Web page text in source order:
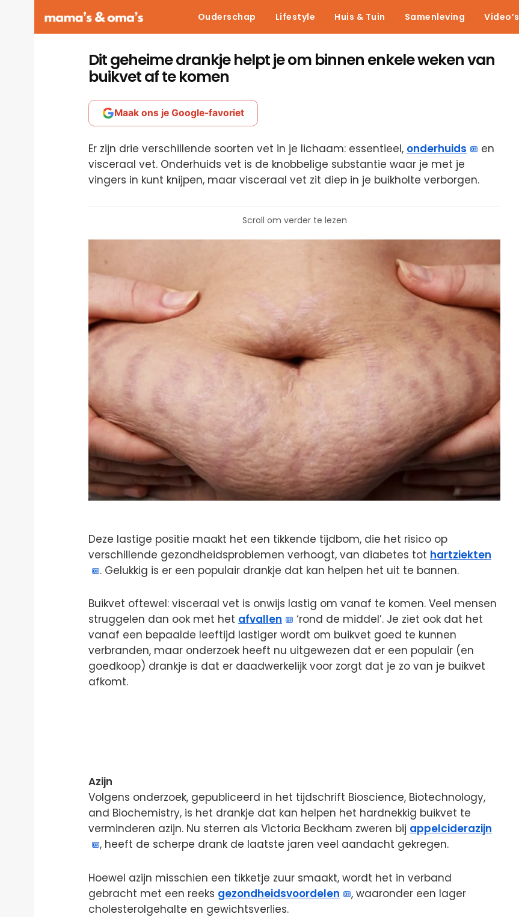
Ouderschap Lifestyle Huis & Tuin Samenleving Video’s
Dit geheime drankje helpt je om binnen enkele weken van
buikvet af te komen
Maak ons je Google-favoriet
Er zijn drie verschillende soorten vet in je lichaam: essentieel, onderhuids
en
visceraal vet. Onderhuids vet is de knobbelige substantie waar je met je
vingers in kunt knijpen, maar visceraal vet zit diep in je buikholte verborgen.
Scroll om verder te lezen
Deze lastige positie maakt het een tikkende tijdbom, die het risico op
verschillende gezondheidsproblemen verhoogt, van diabetes tot hartziekten
. Gelukkig is er een populair drankje dat kan helpen het uit te bannen.
Buikvet oftewel: visceraal vet is onwijs lastig om vanaf te komen. Veel mensen
struggelen dan ook met het afvallen
‘rond de middel’. Je ziet ook dat het
vanaf een bepaalde leeftijd lastiger wordt om buikvet goed te kunnen
verbranden, maar onderzoek heeft nu uitgewezen dat er een populair (en
goedkoop) drankje is dat er daadwerkelijk voor zorgt dat je zo van je buikvet
afkomt.
Azijn
Volgens onderzoek, gepubliceerd in het tijdschrift Bioscience, Biotechnology,
and Biochemistry, is het drankje dat kan helpen het hardnekkig buikvet te
verminderen azijn. Nu sterren als Victoria Beckham zweren bij appelciderazijn
, heeft de scherpe drank de laatste jaren veel aandacht gekregen.
Hoewel azijn misschien een tikketje zuur smaakt, wordt het in verband
gebracht met een reeks gezondheidsvoordelen
, waaronder een lager
cholesterolgehalte en gewichtsverlies.